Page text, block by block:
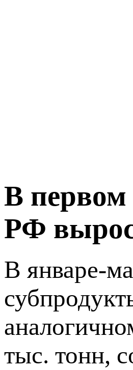
В первом
РФ
В январе-
тыс. тонн,